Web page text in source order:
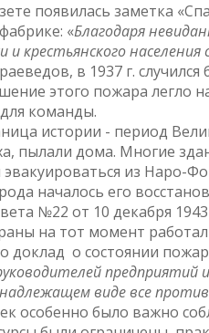
появилась заметка
«Благодаря
крестьянского
в 1937 г. случился
этого пожара легло
команды.
истории - период
пылали дома. Многие
эвакуироваться из Наро-
началось его
№22 от 10 декабря
на тот момент
доклад о состоянии
виде все
особенно было важно